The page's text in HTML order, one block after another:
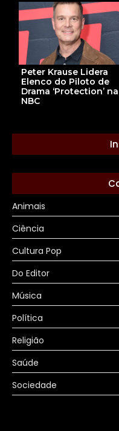
Peter Krause Lidera
Elenco do Piloto de
Drama ‘Protection’ na
NBC
Animais
Ciência
Cultura Pop
Do Editor
Música
Política
Religião
Saúde
Sociedade